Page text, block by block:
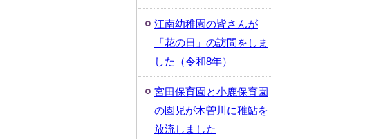
江南幼稚園の皆さんが
「花の日」の訪問をしま
した（令和8年）
宮田保育園と小鹿保育園
の園児が木曽川に稚鮎を
放流しました